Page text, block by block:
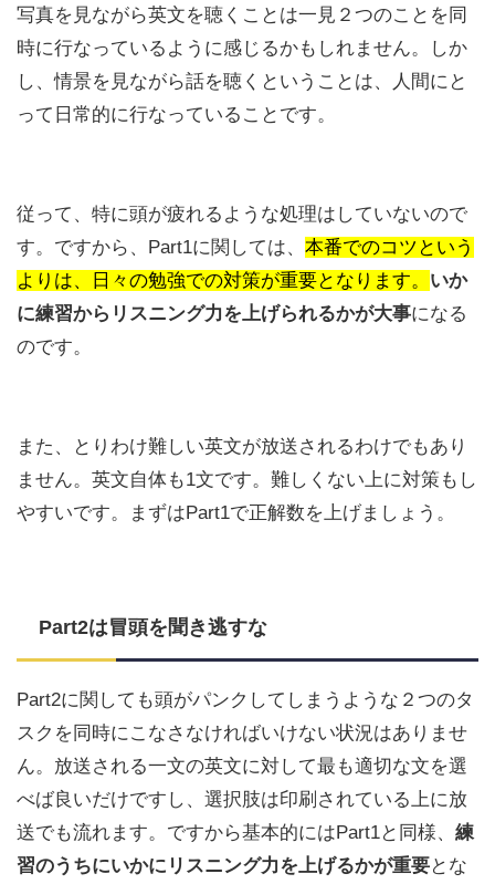
写真を見ながら英文を聴くことは一見２つのことを同
時に行なっているように感じるかもしれません。しか
し、情景を見ながら話を聴くということは、人間にと
って日常的に行なっていることです。
従って、特に頭が疲れるような処理はしていないので
す。ですから、Part1に関しては、 本番でのコツという
よりは、日々の勉強での対策が重要となります。 いか
に練習からリスニング力を上げられるかが大事になる
のです。
また、とりわけ難しい英文が放送されるわけでもあり
ません。英文自体も1文です。難しくない上に対策もし
やすいです。まずはPart1で正解数を上げましょう。
Part2は冒頭を聞き逃すな
Part2に関しても頭がパンクしてしまうような２つのタ
スクを同時にこなさなければいけない状況はありませ
ん。放送される一文の英文に対して最も適切な文を選
べば良いだけですし、選択肢は印刷されている上に放
送でも流れます。ですから基本的にはPart1と同様、 練
習のうちにいかにリスニング力を上げるかが重要とな